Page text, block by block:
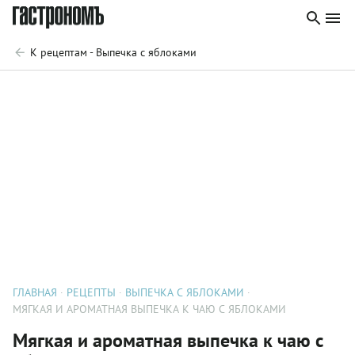
К рецептам - Выпечка с яблоками
ГЛАВНАЯ РЕЦЕПТЫ
ВЫПЕЧКА С ЯБЛОКАМИ
МЯГКАЯ И АРОМАТНАЯ ВЫПЕЧКА К ЧАЮ С ЯБЛОКАМИ
Мягкая и ароматная выпечка к чаю с